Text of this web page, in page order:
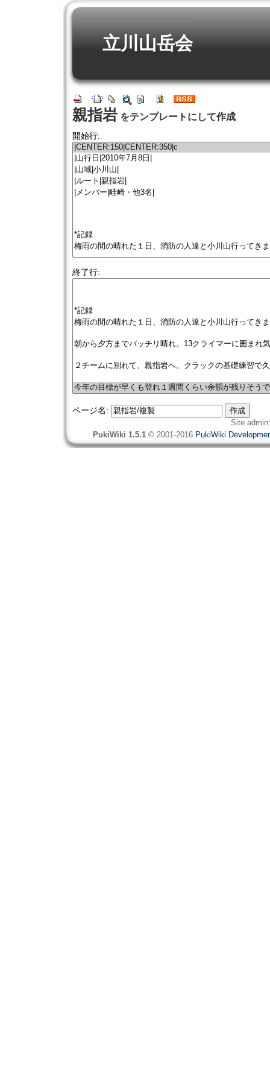
立川山岳会
親指岩 をテンプレートにして作成
開始行:
終了行:
ページ名:
Site
PukiWiki 1.5.1 © 2001-2016 PukiWiki